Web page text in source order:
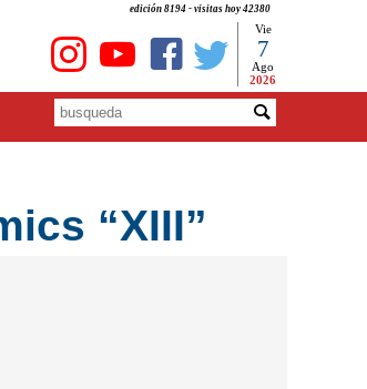
edición 8194 - visitas hoy 42380
Vie
7
Ago
2026
“XIII”